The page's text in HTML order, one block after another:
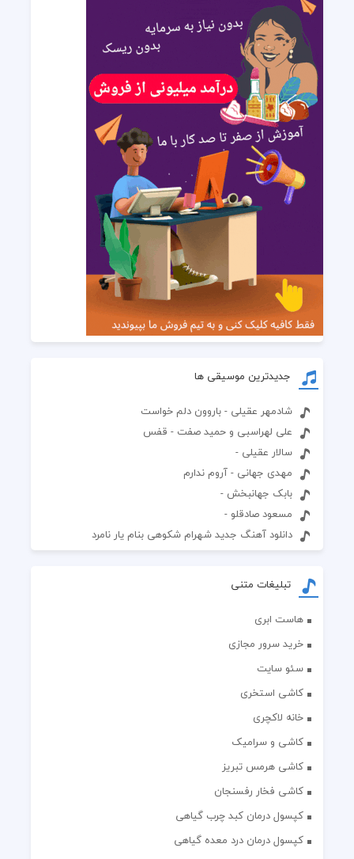
جدیدترین موسیقی ها
شادمهر عقیلی - باروون دلم خواست
علی لهراسبی و حمید صفت - قفس
سالار عقیلی -
مهدی جهانی - آروم ندارم
بابک جهانبخش -
مسعود صادقلو -
دانلود آهنگ جدید شهرام شکوهی بنام یار نامرد
تبلیغات متنی
هاست ابری
خرید سرور مجازی
سئو سایت
کاشی استخری
خانه لاکچری
کاشی و سرامیک
کاشی هرمس تبریز
کاشی فخار رفسنجان
کپسول درمان کبد چرب گیاهی
کپسول درمان درد معده گیاهی